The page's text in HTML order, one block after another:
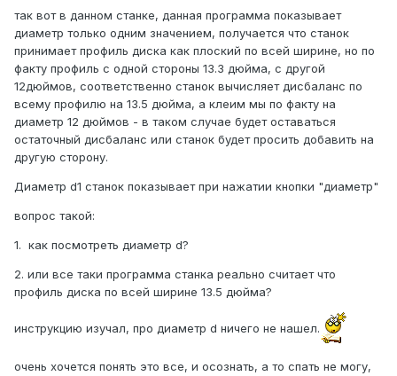
так вот в данном станке, данная программа показывает
диаметр только одним значением, получается что станок
принимает профиль диска как плоский по всей ширине, но по
факту профиль с одной стороны 13.3 дюйма, с другой
12дюймов, соответственно станок вычисляет дисбаланс по
всему профилю на 13.5 дюйма, а клеим мы по факту на
диаметр 12 дюймов - в таком случае будет оставаться
остаточный дисбаланс или станок будет просить добавить на
другую сторону.
Диаметр d1 станок показывает при нажатии кнопки "диаметр"
вопрос такой:
1. как посмотреть диаметр d?
2. или все таки программа станка реально считает что
профиль диска по всей ширине 13.5 дюйма?
инструкцию изучал, про диаметр d ничего не нашел.
очень хочется понять это все, и осознать, а то спать не могу,